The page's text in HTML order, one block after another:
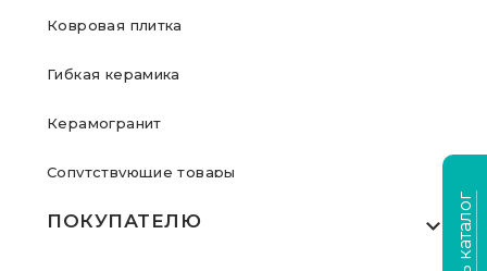
Ковровая плитка
Гибкая керамика
Керамогранит
Сопутствующие товары
ПОКУПАТЕЛЮ